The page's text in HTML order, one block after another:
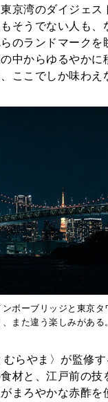
京湾のダイジェス
そうでない人も、
のランドマークを
中からゆるやかに
ここでしか味わえ
ボーブリッジと東京タ
また違う楽しみがある
むらやま〉が監修
材と、江戸前の技
まろやかな赤酢を